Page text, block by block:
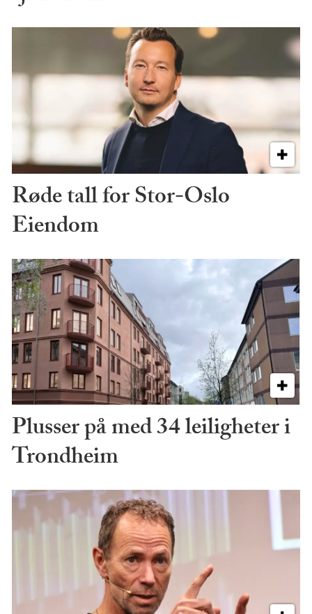
Røde tall for Stor-Oslo
Eiendom
Plusser på med 34 leiligheter i
Trondheim